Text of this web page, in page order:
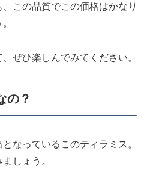
この品質でこの価格はかなり
ぜひ楽しんでみてください。
の？
なっているこのティラミス。
しょう。